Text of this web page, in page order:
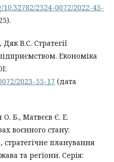
2524-0072/2022-43-
Дяк В.С. Стратегії
Економіка
2023-55-17 (дата
Б., Матвєєв Є. Е.
воєнного стану:
стратегічне планування
та регіони. Серія: